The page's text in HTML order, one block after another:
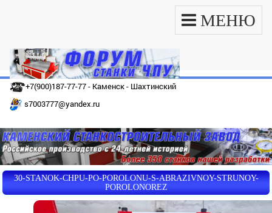
МЕНЮ
+7(900)187-77-77 - Каменск - Шахтинский
s7003777@yandex.ru
30-STANOK-CHPU-PO-POROLONU-S-ABRAZIVNOY-STRUNOY-
POROLONOREZ